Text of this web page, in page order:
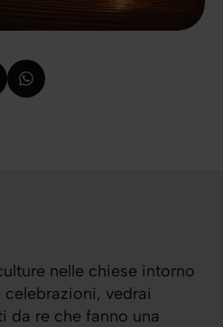
nelle chiese intorno
celebrazioni, vedrai
da re che fanno una